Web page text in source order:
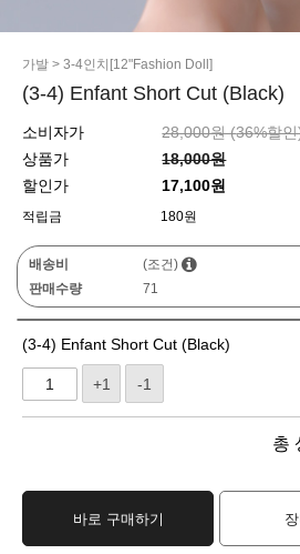
가발 > 3-4인치[12"Fashion Doll]
(3-4) Enfant Short Cut (Black)
소비자가 28,000원 (36%할
상품가
18,000원
할인가
17,100원
적립금 180원
배송비
(조건)
판매수량
71
(3-4) Enfant Short Cut (Black)
+1 -1
총
바로 구매하기